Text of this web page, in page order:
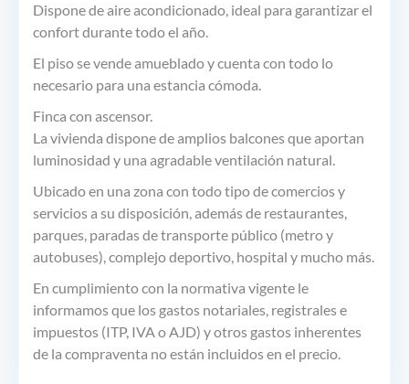
Dispone de aire acondicionado, ideal para garantizar el
confort durante todo el año.
El piso se vende amueblado y cuenta con todo lo
necesario para una estancia cómoda.
Finca con ascensor.
La vivienda dispone de amplios balcones que aportan
luminosidad y una agradable ventilación natural.
Ubicado en una zona con todo tipo de comercios y
servicios a su disposición, además de restaurantes,
parques, paradas de transporte público (metro y
autobuses), complejo deportivo, hospital y mucho más.
En cumplimiento con la normativa vigente le
informamos que los gastos notariales, registrales e
impuestos (ITP, IVA o AJD) y otros gastos inherentes
de la compraventa no están incluidos en el precio.